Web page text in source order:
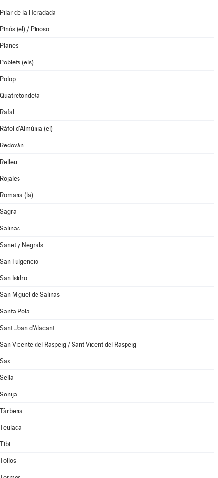
Pilar de la Horadada
Pinós (el) / Pinoso
Planes
Poblets (els)
Polop
Quatretondeta
Rafal
Ràfol d'Almúnia (el)
Redován
Relleu
Rojales
Romana (la)
Sagra
Salinas
Sanet y Negrals
San Fulgencio
San Isidro
San Miguel de Salinas
Santa Pola
Sant Joan d'Alacant
San Vicente del Raspeig / Sant Vicent del Raspeig
Sax
Sella
Senija
Tàrbena
Teulada
Tibi
Tollos